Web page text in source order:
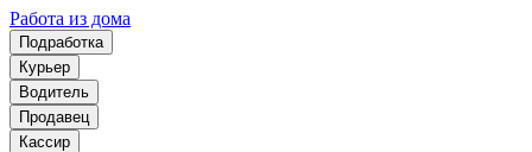
Работа из дома
Подработка
Курьер
Водитель
Продавец
Кассир